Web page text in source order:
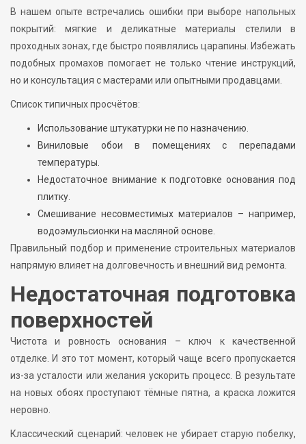
В нашем опыте встречались ошибки при выборе напольных
покрытий: мягкие и деликатные материалы стелили в
проходных зонах, где быстро появлялись царапины. Избежать
подобных промахов помогает не только чтение инструкций,
но и консультация с мастерами или опытными продавцами.
Список типичных просчётов:
Использование штукатурки не по назначению.
Виниловые обои в помещениях с перепадами
температуры.
Недостаточное внимание к подготовке основания под
плитку.
Смешивание несовместимых материалов – например,
водоэмульсионки на масляной основе.
Правильный подбор и применение строительных материалов
напрямую влияет на долговечность и внешний вид ремонта.
Недостаточная подготовка
поверхностей
Чистота и ровность основания – ключ к качественной
отделке. И это тот момент, который чаще всего пропускается
из-за усталости или желания ускорить процесс. В результате
на новых обоях проступают тёмные пятна, а краска ложится
неровно.
Классический сценарий: человек не убирает старую побелку,